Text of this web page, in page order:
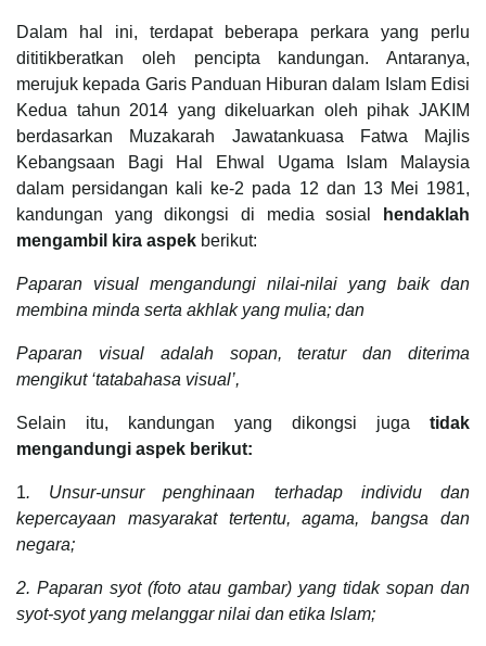
Dalam hal ini, terdapat beberapa perkara yang perlu
dititikberatkan oleh pencipta kandungan. Antaranya,
merujuk kepada Garis Panduan Hiburan dalam Islam Edisi
Kedua tahun 2014 yang dikeluarkan oleh pihak JAKIM
berdasarkan Muzakarah Jawatankuasa Fatwa Majlis
Kebangsaan Bagi Hal Ehwal Ugama Islam Malaysia
dalam persidangan kali ke-2 pada 12 dan 13 Mei 1981,
kandungan yang dikongsi di media sosial
hendaklah
mengambil kira aspek berikut:
Paparan visual mengandungi nilai-nilai yang baik dan
membina minda serta akhlak yang mulia; dan
Paparan visual adalah sopan, teratur dan diterima
mengikut ‘tatabahasa visual’,
Selain itu, kandungan yang dikongsi juga tidak
mengandungi aspek berikut:
1. Unsur-unsur penghinaan terhadap individu dan
kepercayaan masyarakat tertentu, agama, bangsa dan
negara;
2. Paparan syot (foto atau gambar) yang tidak sopan dan
syot-syot yang melanggar nilai dan etika Islam;